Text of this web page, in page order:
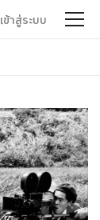
เข้าสู่ระบบ